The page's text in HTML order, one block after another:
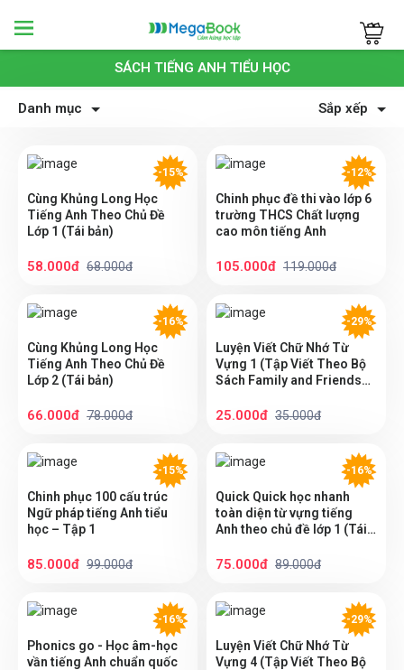
Megabook
SÁCH TIẾNG ANH TIỂU HỌC
Danh mục Sắp xếp
-15%
Cùng Khủng Long Học
Tiếng Anh Theo Chủ Đề
Lớp 1 (Tái bản)
58.000đ 68.000đ
-12%
Chinh phục đề thi vào lớp 6
trường THCS Chất lượng
cao môn tiếng Anh
105.000đ 119.000đ
-16%
Cùng Khủng Long Học
Tiếng Anh Theo Chủ Đề
Lớp 2 (Tái bản)
66.000đ 78.000đ
-29%
Luyện Viết Chữ Nhớ Từ
Vựng 1 (Tập Viết Theo Bộ
Sách Family and Friends
25.000đ 35.000đ
-15%
Chinh phục 100 cấu trúc
Ngữ pháp tiếng Anh tiểu
học – Tập 1
85.000đ 99.000đ
-16%
Quick Quick học nhanh
toàn diện từ vựng tiếng
Anh theo chủ đề lớp 1 (Tái
75.000đ 89.000đ
-16%
Phonics go - Học âm-học
vần tiếng Anh chuẩn quốc
-29%
Luyện Viết Chữ Nhớ Từ
Vựng 4 (Tập Viết Theo Bộ